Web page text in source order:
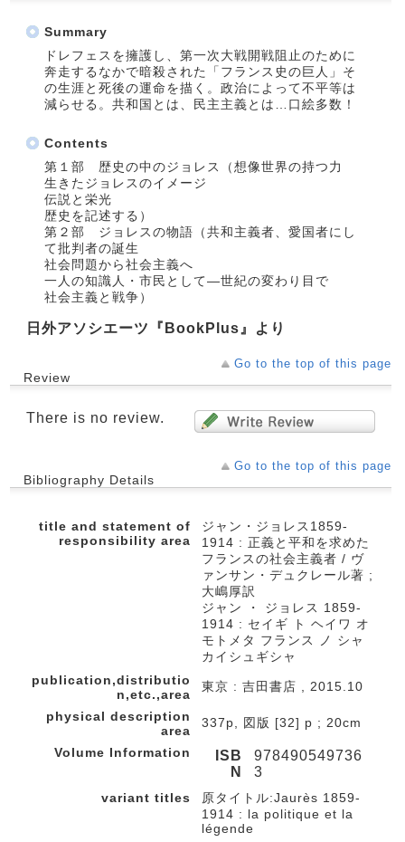
Summary
ドレフェスを擁護し、第一次大戦開戦阻止のために
奔走するなかで暗殺された「フランス史の巨人」そ
の生涯と死後の運命を描く。政治によって不平等は
減らせる。共和国とは、民主主義とは…口絵多数！
Contents
第１部 歴史の中のジョレス（想像世界の持つ力
生きたジョレスのイメージ
伝説と栄光
歴史を記述する）
第２部 ジョレスの物語（共和主義者、愛国者にし
て批判者の誕生
社会問題から社会主義へ
一人の知識人・市民として―世紀の変わり目で
社会主義と戦争）
日外アソシエーツ『BookPlus』より
Go to the top of this page
Review
There is no review.
Go to the top of this page
Bibliography Details
title and statement of
responsibility area
ジャン・ジョレス1859-
1914 : 正義と平和を求めた
フランスの社会主義者 / ヴ
ァンサン・デュクレール著 ;
大嶋厚訳
ジャン ・ ジョレス 1859-
1914 : セイギ ト ヘイワ オ
モトメタ フランス ノ シャ
カイシュギシャ
publication,distributio
n,etc.,area
東京 : 吉田書店 , 2015.10
physical description
area
337p, 図版 [32] p ; 20cm
Volume Information
ISB
N
978490549736
3
variant titles
原タイトル:Jaurès 1859-
1914 : la politique et la
légende